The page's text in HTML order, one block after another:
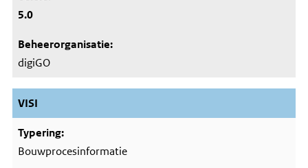
5.0
digiGO
VISI
Bouwprocesinformatie